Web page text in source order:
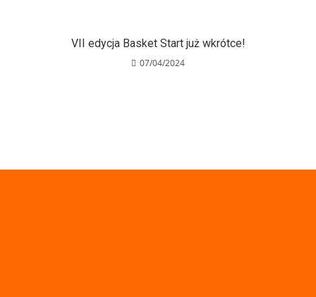
VII edycja Basket Start już wkrótce!
07/04/2024